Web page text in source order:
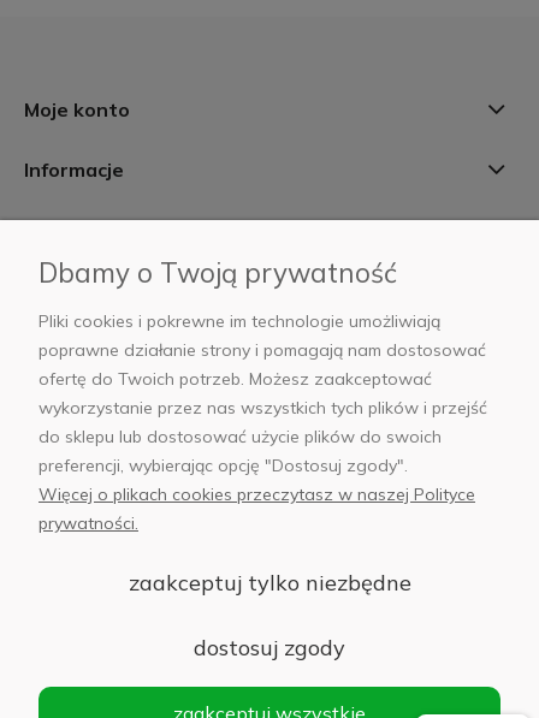
Moje konto
Informacje
AB Foto
sklep@abfoto.pl
+48 797 971 275
© 2025 Wszelkie prawa zastrzeżone. Serwis własnością:
Sp. z o.o.
Siedziba: 02-486 WARSZAWA, Al. Jerozolimskie 176, NIP
Dbamy o Twoją prywatność
Pliki cookies i pokrewne im technologie umożliwiają
poprawne działanie strony i pomagają nam dostosować
ofertę do Twoich potrzeb. Możesz zaakceptować
wykorzystanie przez nas wszystkich tych plików i przejść
do sklepu lub dostosować użycie plików do swoich
preferencji, wybierając opcję "Dostosuj zgody".
Więcej o plikach cookies przeczytasz w naszej Polityce
prywatności.
zaakceptuj tylko niezbędne
dostosuj zgody
zaakceptuj wszystkie